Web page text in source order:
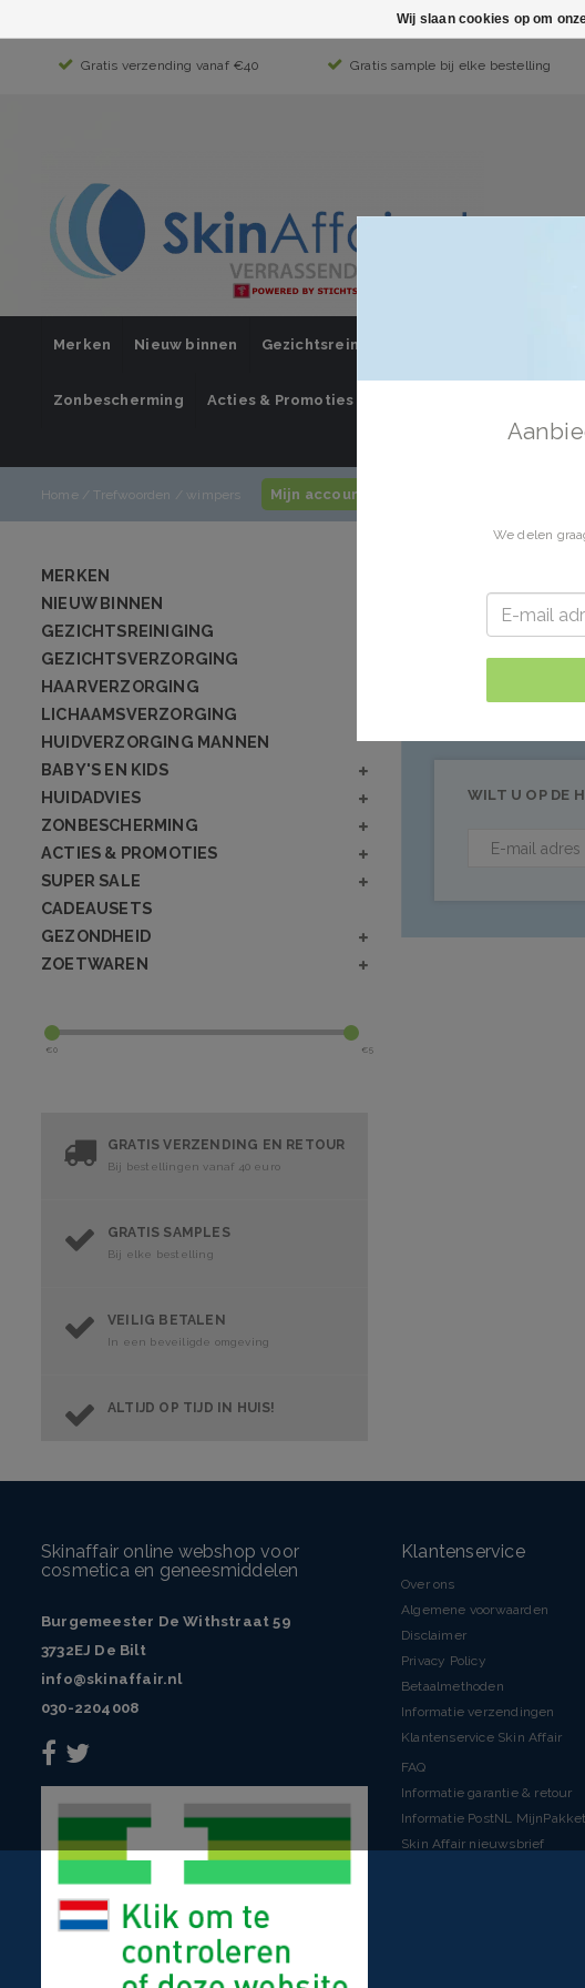
Gratis verzending vanaf €40 Gratis sample bij elke bestelling
Merken Nieuw binnen Gezichtsreiniging
Zonbescherming Acties & Promoties
Home/ Trefwoorden / wimpers Mijn account / inloggen
MERKEN
NIEUW BINNEN
GEZICHTSREINIGING
GEZICHTSVERZORGING
HAARVERZORGING
LICHAAMSVERZORGING
HUIDVERZORGING MANNEN
BABY'S EN KIDS
HUIDADVIES
ZONBESCHERMING
ACTIES & PROMOTIES
SUPER SALE
CADEAUSETS
GEZONDHEID
ZOETWAREN
€0 €5
GRATIS VERZENDING EN RETOUR
Bij bestellingen vanaf 40 euro
GRATIS SAMPLES
Bij elke bestelling
VEILIG BETALEN
In een beveiligde omgeving
ALTIJD OP TIJD IN HUIS!
Producten
Geen producten gevonden!...
WILT U OP DE
Skinaffair online webshop voor
cosmetica en geneesmiddelen
Burgemeester De Withstraat 59
3732EJ De Bilt
info@skinaffair.nl
030-2204008
Klantenservice
Over ons
Algemene voorwaarden
Disclaimer
Privacy Policy
Betaalmethoden
Informatie verzendingen
Klantenservice Skin Affair
FAQ
Informatie garantie & retour
Informatie PostNL MijnPakket
Skin Affair nieuwsbrief
We delen
Wij slaan cookies op om